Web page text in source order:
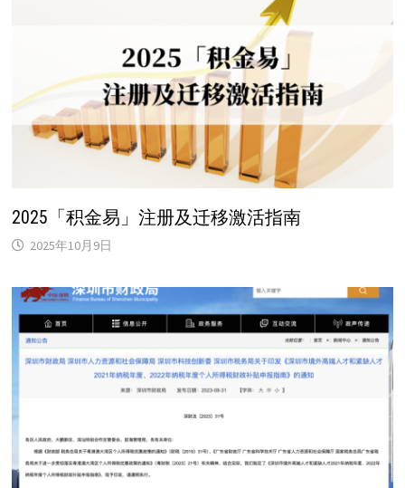
2025「积金易」注册及迁移激活指南
2025年10月9日